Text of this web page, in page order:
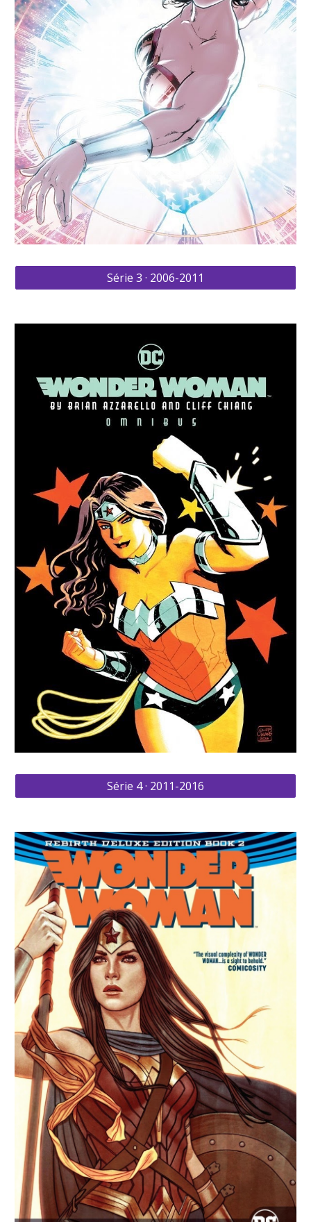
Série 3 · 2006-2011
Série 4 · 2011-2016